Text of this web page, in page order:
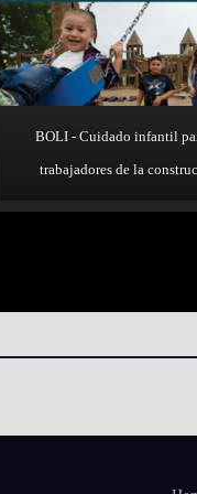
BOLI - Cuidado infantil
trabajadores de la